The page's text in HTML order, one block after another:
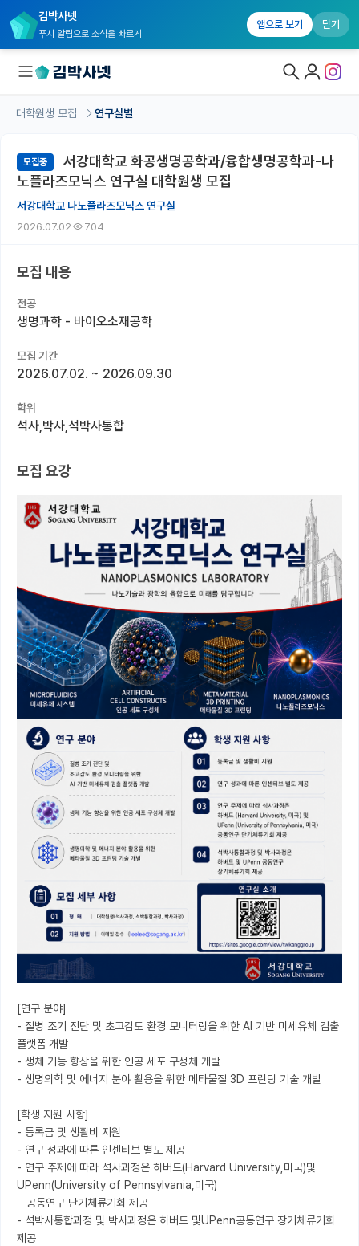
김박사넷
푸시 알림으로 소식을 빠르게
앱으로 보기 닫기
대학원생 모집 홈
기관별 모집 정보
연구실별 모집 정보
전공별 모집 정보
국내대학원 정보
연구실&오픈랩
커리어
반도체 아카데미
재팬라운지 🌸
대학원생 모집 연구실별
모집중
서강대학교 화공생명공학과/융합생명공학과-나
노플라즈모닉스 연구실 대학원생 모집
서강대학교 나노플라즈모닉스 연구실
2026.07.02 704
모집 내용
전공
생명과학 - 바이오소재공학
모집 기간
2026.07.02. ~ 2026.09.30
학위
석사,박사,석박사통합
모집 요강
[연구 분야]
- 질병 조기 진단 및 초고감도 환경 모니터링을 위한 Al 기반 미세유체 검출
플랫폼 개발
- 생체 기능 향상을 위한 인공 세포 구성체 개발
- 생명의학 및 에너지 분야 활용을 위한 메타물질 3D 프린팅 기술 개발
[학생 지원 사항]
- 등록금 및 생활비 지원
- 연구 성과에 따른 인센티브 별도 제공
- 연구 주제에 따라 석사과정은 하버드(Harvard University,미국)및
UPenn(University of Pennsylvania,미국)
- 석박사통합과정 및 박사과정은 하버드 및UPenn공동연구 장기체류기회
제공